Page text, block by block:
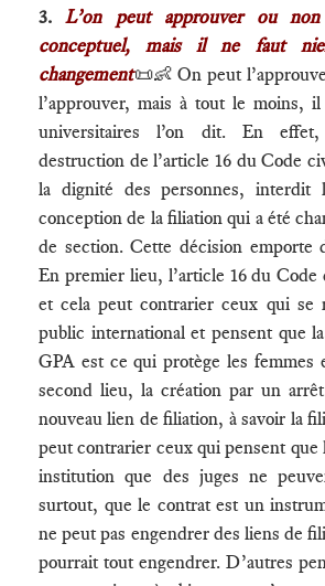
3.L’on peut approuver ou non
conceptuel, mais il ne faut
changement📜👶 On peut
l’approuver, mais à tout le moins,
universitaires l’on dit. En
destruction de l’article 16 du Code
la dignité des personnes, interdit
conception de la filiation qui a été
de section. Cette décision emporte
En premier lieu, l’article 16 du Code
et cela peut contrarier ceux qui se
public international et pensent que
GPA est ce qui protège les femmes
second lieu, la création par un
nouveau lien de filiation, à savoir la
peut contrarier ceux qui pensent que
institution que des juges ne
surtout, que le contrat est un
ne peut pas engendrer des liens de
pourrait tout engendrer. D’autres